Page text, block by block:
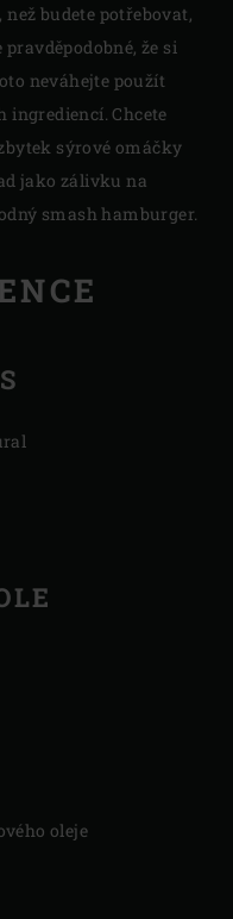
budete potřebovat,
že si
neváhejte použít
ingrediencí. Chcete
sýrové omáčky
jako zálivku na
smash hamburger.
oleje